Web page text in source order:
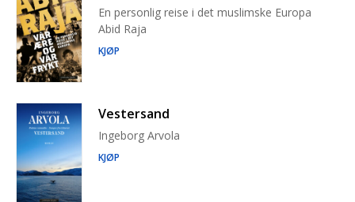
En personlig reise i det muslimske Europa
Abid Raja
KJØP
Vestersand
Ingeborg Arvola
KJØP